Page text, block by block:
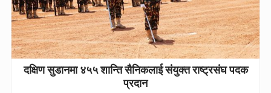
दक्षिण सुडानमा ४५५ शान्ति सैनिकलाई संयुक्त राष्ट्रसंघ पदक
प्रदान